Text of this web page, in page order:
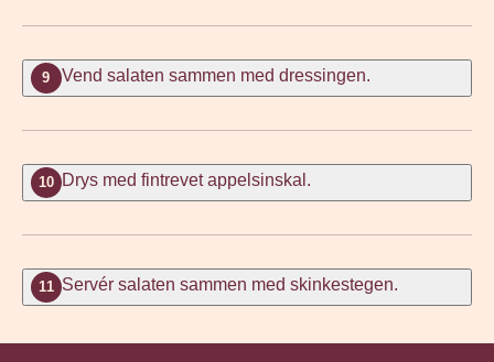
9 Vend salaten sammen med dressingen.
10 Drys med fintrevet appelsinskal.
11 Servér salaten sammen med skinkestegen.